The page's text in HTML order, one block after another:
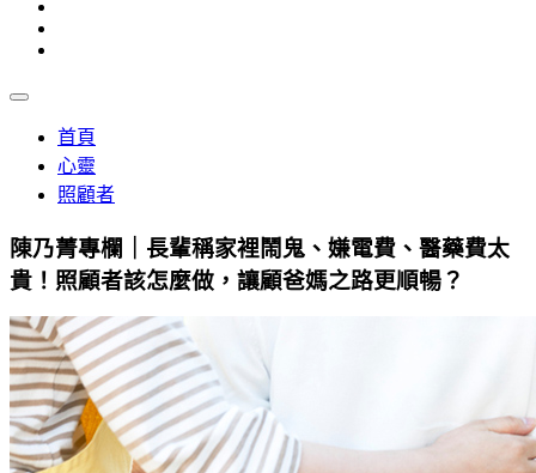
首頁
心靈
照顧者
陳乃菁專欄｜長輩稱家裡鬧鬼、嫌電費、醫藥費太
貴！照顧者該怎麼做，讓顧爸媽之路更順暢？